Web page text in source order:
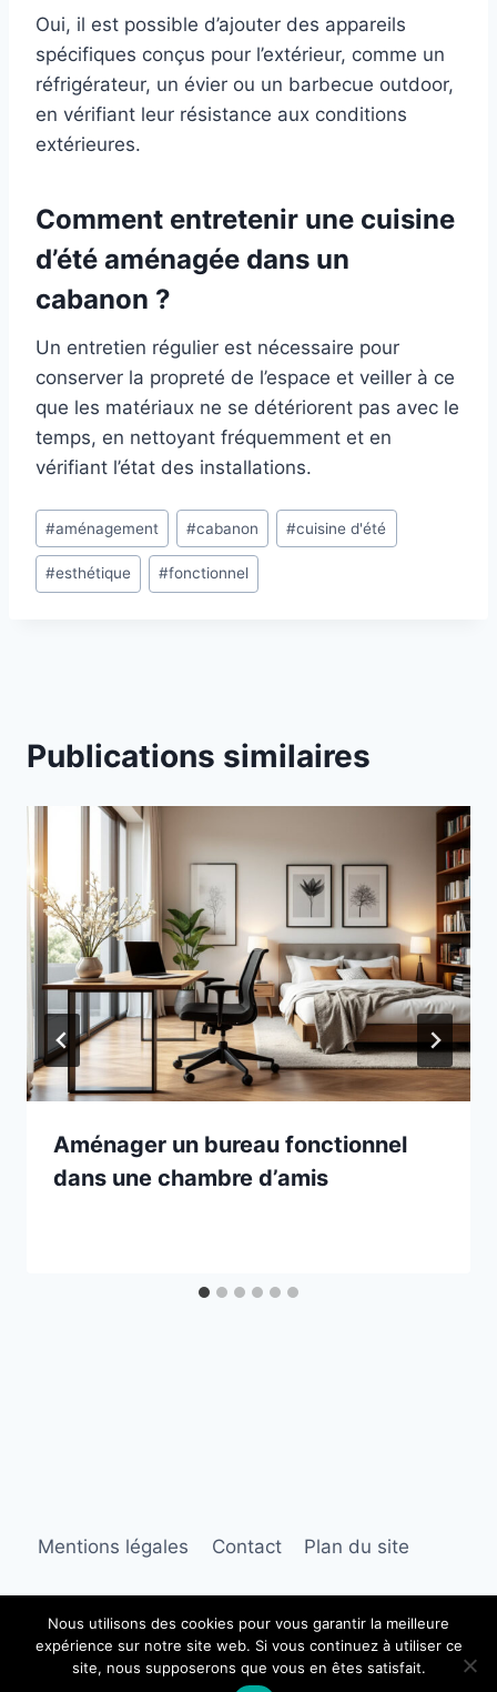
Oui, il est possible d’ajouter des appareils
spécifiques conçus pour l’extérieur, comme un
réfrigérateur, un évier ou un barbecue outdoor,
en vérifiant leur résistance aux conditions
extérieures.
Comment entretenir une cuisine
d’été aménagée dans un
cabanon ?
Un entretien régulier est nécessaire pour
conserver la propreté de l’espace et veiller à ce
que les matériaux ne se détériorent pas avec le
temps, en nettoyant fréquemment et en
vérifiant l’état des installations.
Étiquettes
de
la
#aménagement #cabanon #cuisine d'été
#esthétique #fonctionnel
Publications similaires
Aménager un bureau fonctionnel
dans une chambre d’amis
Mentions légales Contact Plan du site
© 2026 Jardin et Décoration
Nous utilisons des cookies pour vous garantir la meilleure
expérience sur notre site web. Si vous continuez à utiliser ce
site, nous supposerons que vous en êtes satisfait.